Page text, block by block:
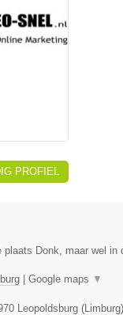
PROFIEL
plaats Donk, maar wel in
Google maps ▼
Leopoldsburg (Limburg)